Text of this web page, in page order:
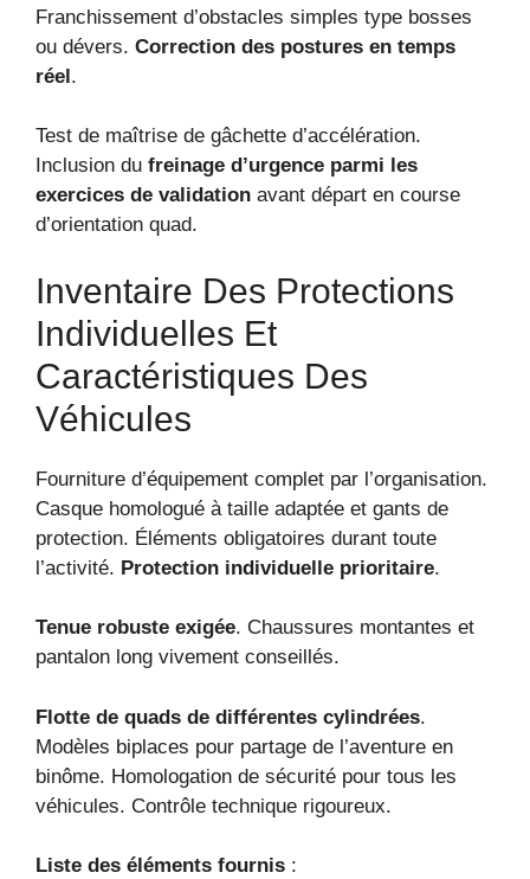
Franchissement d’obstacles simples type bosses
ou dévers. Correction des postures en temps
réel.
Test de maîtrise de gâchette d’accélération.
Inclusion du freinage d’urgence parmi les
exercices de validation avant départ en course
d’orientation quad.
Inventaire Des Protections
Individuelles Et
Caractéristiques Des
Véhicules
Fourniture d’équipement complet par l’organisation.
Casque homologué à taille adaptée et gants de
protection. Éléments obligatoires durant toute
l’activité. Protection individuelle prioritaire.
Tenue robuste exigée. Chaussures montantes et
pantalon long vivement conseillés.
Flotte de quads de différentes cylindrées.
Modèles biplaces pour partage de l’aventure en
binôme. Homologation de sécurité pour tous les
véhicules. Contrôle technique rigoureux.
Liste des éléments fournis :